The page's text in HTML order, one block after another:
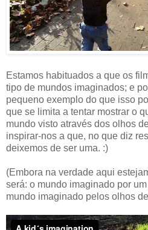
Estamos habituados a que os
tipo de mundos imaginados; e
pequeno exemplo do que isso
que se limita a tentar mostrar o
mundo visto através dos olhos
inspirar-nos a que, no que diz
deixemos de ser uma. :)
(Embora na verdade aqui
será: o mundo imaginado por
mundo imaginado pelos olhos